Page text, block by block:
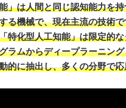
」は人間と同じ認知能力を
る機械で、現在主流の技術
特化型人工知能」は限定的
ラムからディープラーニン
的に抽出し、多くの分野で